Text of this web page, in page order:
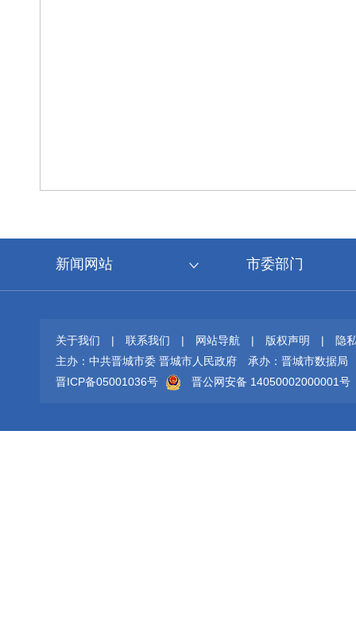
新闻网站 市委部门
关于我们 | 联系我们 | 网站导航 | 版权声明 |
隐
主办：中共晋城市委 晋城市人民政府
承办：晋城市数据局
晋ICP备05001036号
晋公网安备 14050002000001号